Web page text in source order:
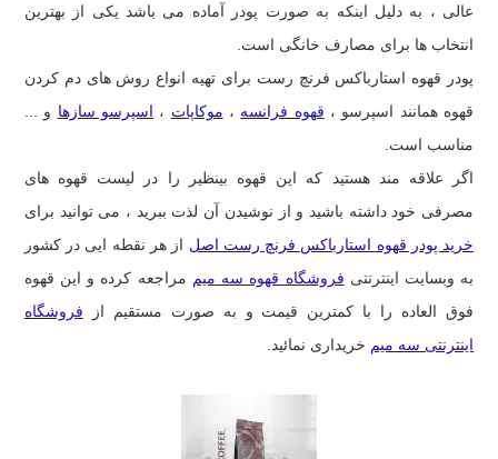
عالی ، به دلیل اینکه به صورت پودر آماده می باشد یکی از بهترین
انتخاب ها برای مصارف خانگی است.
پودر قهوه استارباکس فرنچ رست برای تهیه انواع روش های دم کردن
قهوه همانند اسپرسو ، قهوه فرانسه ، موکاپات ، اسپرسو سازها و ...
مناسب است.
اگر علاقه مند هستید که این قهوه بینظیر را در لیست قهوه های
مصرفی خود داشته باشید و از نوشیدن آن لذت ببرید ، می توانید برای
خرید پودر قهوه استارباکس فرنچ رست اصل از هر نقطه ایی در کشور
به وبسایت اینترنتی فروشگاه قهوه سه میم مراجعه کرده و این قهوه
فوق العاده را با کمترین قیمت و به صورت مستقیم از فروشگاه
اینترنتی سه میم خریداری نمائید.